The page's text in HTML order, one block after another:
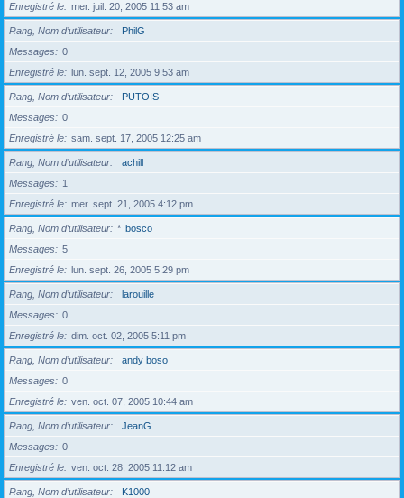
Enregistré le
mer. juil. 20, 2005 11:53 am
Rang, Nom d’utilisateur
PhilG
Messages
0
Enregistré le
lun. sept. 12, 2005 9:53 am
Rang, Nom d’utilisateur
PUTOIS
Messages
0
Enregistré le
sam. sept. 17, 2005 12:25 am
Rang, Nom d’utilisateur
achill
Messages
1
Enregistré le
mer. sept. 21, 2005 4:12 pm
Rang, Nom d’utilisateur * bosco
Messages
5
Enregistré le
lun. sept. 26, 2005 5:29 pm
Rang, Nom d’utilisateur
larouille
Messages
0
Enregistré le
dim. oct. 02, 2005 5:11 pm
Rang, Nom d’utilisateur
andy boso
Messages
0
Enregistré le
ven. oct. 07, 2005 10:44 am
Rang, Nom d’utilisateur
JeanG
Messages
0
Enregistré le
ven. oct. 28, 2005 11:12 am
Rang, Nom d’utilisateur
K1000